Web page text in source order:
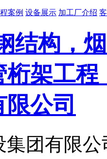
案例 设备展示 加工厂介绍
集团有限